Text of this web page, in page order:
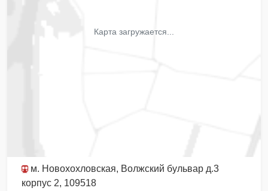
Карта загружается...
м. Новохохловская, Волжский бульвар д.3
корпус 2, 109518